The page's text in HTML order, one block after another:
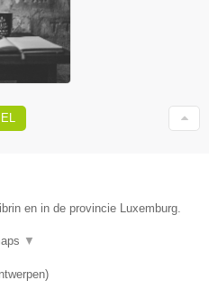
en in de provincie Luxemburg.
▼
)